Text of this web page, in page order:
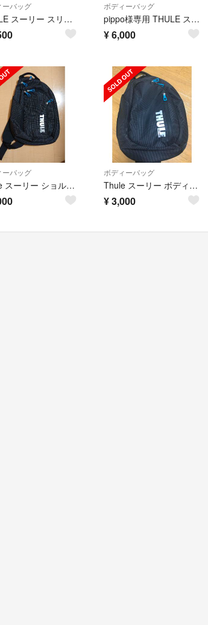
ーバッグ
THULE スーリー スリングバッグ／ボディバック
ボディーバッグ
pippo様専用 THULE スーリー クロスオーバー スリングパック 17L
¥6,000
ーバッグ
Thule スーリー ショルダーバッグ
ボディーバッグ
Thule スーリー ボディバッグ MacBook対応 中古美品
¥3,000